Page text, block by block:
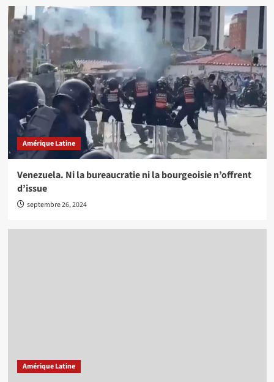
Amérique Latine
Venezuela. Ni la bureaucratie ni la bourgeoisie n’offrent
d’issue
septembre 26, 2024
Amérique Latine